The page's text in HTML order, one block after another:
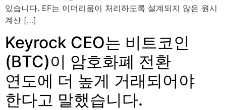
있습니다. EF는 이더리움이 처리하도록 설계되지 않은 원시
계산 […]
Keyrock CEO는 비트코인
(BTC)이 암호화폐 전환
연도에 더 높게 거래되어야
한다고 말했습니다.